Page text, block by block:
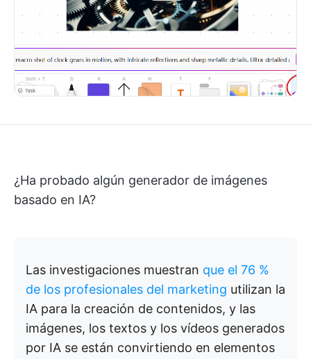
¿Ha probado algún generador de imágenes
basado en IA?
Las investigaciones muestran que el 76 %
de los profesionales del marketing utilizan la
IA para la creación de contenidos, y las
imágenes, los textos y los vídeos generados
por IA se están convirtiendo en elementos